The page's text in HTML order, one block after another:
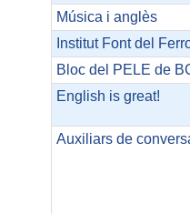
Música i anglès
Institut Font del
Bloc del PELE de
English is great!
Auxiliars de